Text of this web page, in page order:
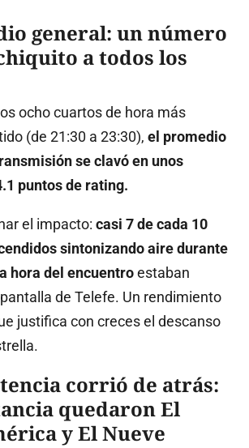
general: un número
a todos los
ocho cuartos de hora más
(de 21:30 a 23:30), el promedio
se clavó en unos
puntos de rating.
el impacto: casi 7 de cada 10
sintonizando aire durante
hora del encuentroestaban
de Telefe. Un rendimiento
justifica con creces el descanso
corrió de atrás:
quedaron El
y El Nueve